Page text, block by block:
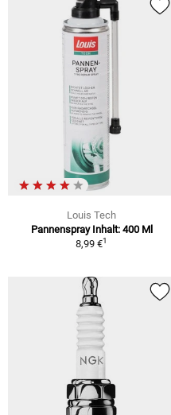
Louis Tech
Pannenspray Inhalt: 400 Ml
8,99 €1